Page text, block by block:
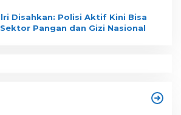
Disahkan: Polisi Aktif Kini Bisa
Pangan dan Gizi Nasional